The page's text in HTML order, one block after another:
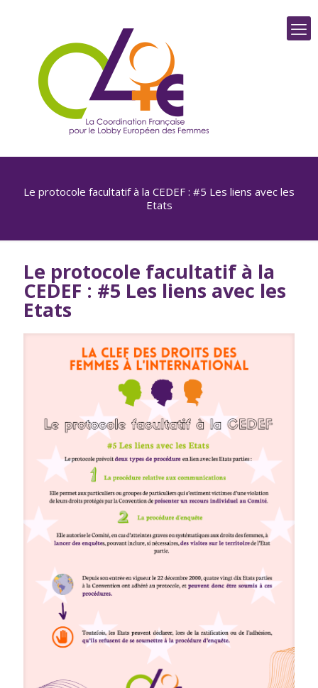
Le protocole facultatif à la CEDEF : #5 Les liens avec les
Etats
Le protocole facultatif à la
CEDEF : #5 Les liens avec les
Etats